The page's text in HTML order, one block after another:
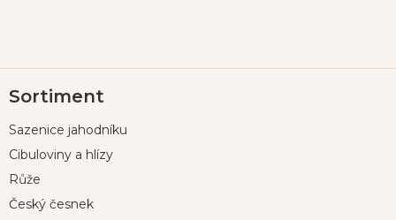
á
a
Sortiment
Sazenice jahodníku
Cibuloviny a hlízy
Růže
Český česnek